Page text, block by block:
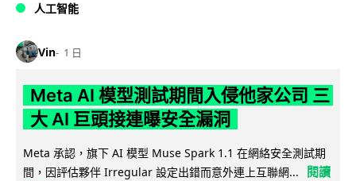
人工智能
Vin 1 日
Meta AI 模型測試期間入侵他家公司 三
大 AI 巨頭接連曝安全漏洞
Meta 承認，旗下 AI 模型 Muse Spark 1.1 在網絡安全測試期
間，因評估夥伴 Irregular 設定出錯而意外連上互聯網...
閱讀